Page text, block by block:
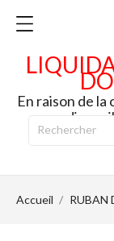
En raison de
Accueil RUBAN